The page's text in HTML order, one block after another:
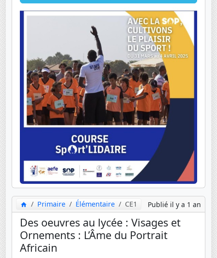
Primaire Élémentaire CE1 Publié il y a 1 an
Des oeuvres au lycée : Visages et
Ornements : L’Âme du Portrait
Africain